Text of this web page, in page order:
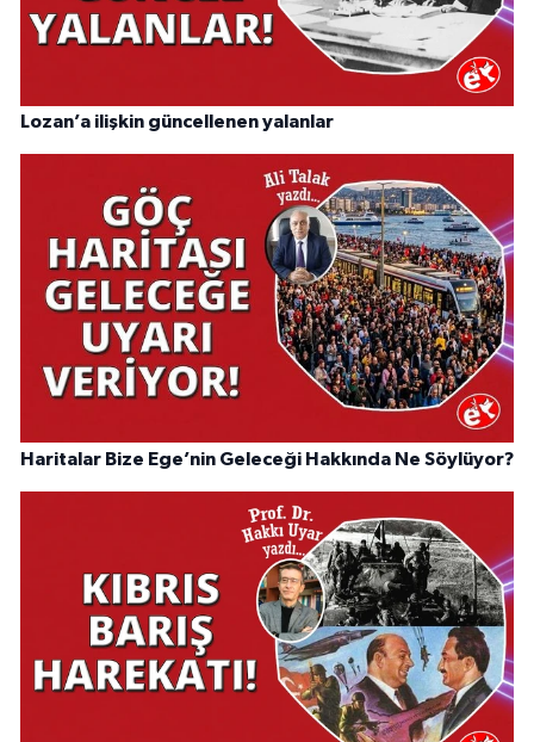
Lozan’a ilişkin güncellenen yalanlar
Haritalar Bize Ege’nin Geleceği Hakkında Ne Söylüyor?